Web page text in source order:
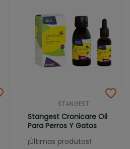
STANGEST
Stangest Cronicare Oil
Para Perros Y Gatos
¡Últimas produtos!